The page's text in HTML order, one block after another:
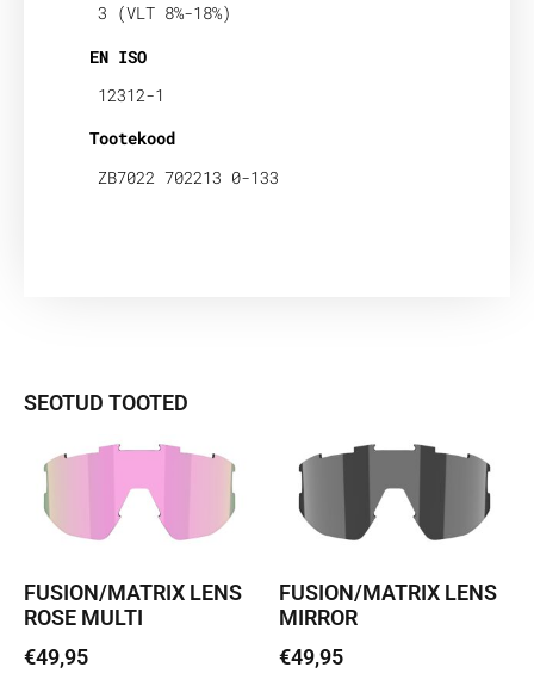
3 (VLT 8%-18%)
EN ISO
12312-1
Tootekood
ZB7022 702213 0-133
SEOTUD TOOTED
FUSION/MATRIX LENS
ROSE MULTI
€49,95
FUSION/MATRIX LENS
MIRROR
€49,95